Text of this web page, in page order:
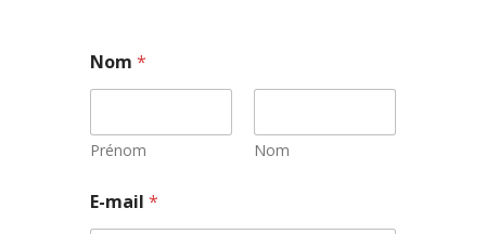
Nom*
Prénom Nom
N
o
E-mail*